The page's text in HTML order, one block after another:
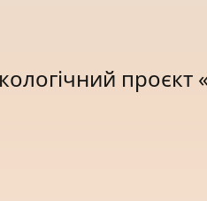
проєкт